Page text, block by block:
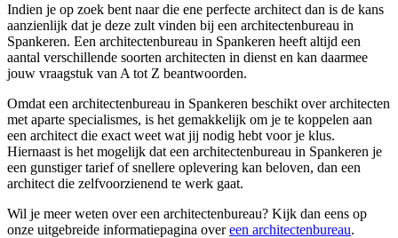
Indien je op zoek bent naar die ene perfecte architect dan is de kans
aanzienlijk dat je deze zult vinden bij een architectenbureau in
Spankeren. Een architectenbureau in Spankeren heeft altijd een
aantal verschillende soorten architecten in dienst en kan daarmee
jouw vraagstuk van A tot Z beantwoorden.
Omdat een architectenbureau in Spankeren beschikt over architecten
met aparte specialismes, is het gemakkelijk om je te koppelen aan
een architect die exact weet wat jij nodig hebt voor je klus.
Hiernaast is het mogelijk dat een architectenbureau in Spankeren je
een gunstiger tarief of snellere oplevering kan beloven, dan een
architect die zelfvoorzienend te werk gaat.
Wil je meer weten over een architectenbureau? Kijk dan eens op
onze uitgebreide informatiepagina overeen architectenbureau.